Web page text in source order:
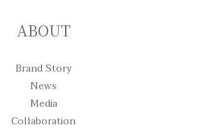
ABOUT
Brand Story
News
Media
Collaboration